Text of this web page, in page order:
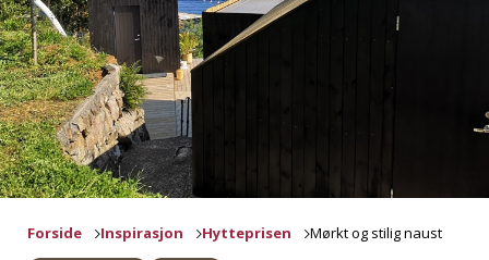
Forside Inspirasjon Hytteprisen Mørkt og stilig naust